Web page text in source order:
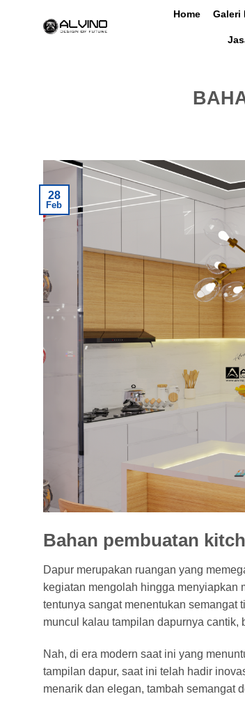
Home Galeri
28
Feb
Bahan pembuatan
Dapur merupakan ruangan yang
kegiatan mengolah hingga menyiapkan
tentunya sangat menentukan semangat
muncul kalau tampilan dapurnya cantik,
Nah, di era modern saat ini yang
tampilan dapur, saat ini telah hadir
menarik dan elegan, tambah semangat